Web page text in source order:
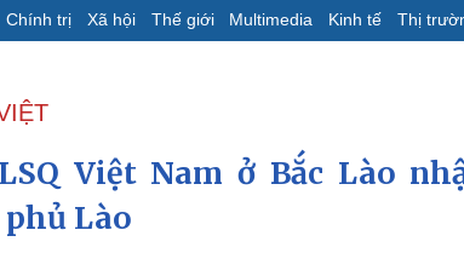
Chính trị Xã hội Thế giới Multimedia Kinh tế Thị
sự
thật
Dấu ấn VOV
Việt Nam ở Bắc Lào
Lào